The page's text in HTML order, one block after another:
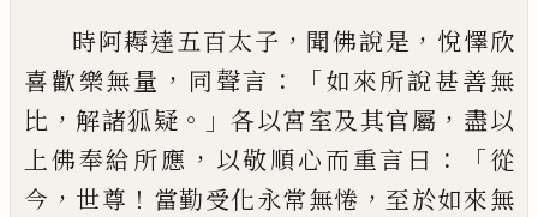
時阿耨達五百太子 ， 聞佛說是 ， 悅懌欣
喜歡樂無量 ， 同聲言 ：「如來所說甚善無
比 ， 解諸狐疑 。」各以宮室及其官屬 ， 盡以
上佛奉給所應 ， 以敬順心而重言曰 ： 「從
今 ， 世尊 ！ 當勤受化永常無惓 ， 至於如來無